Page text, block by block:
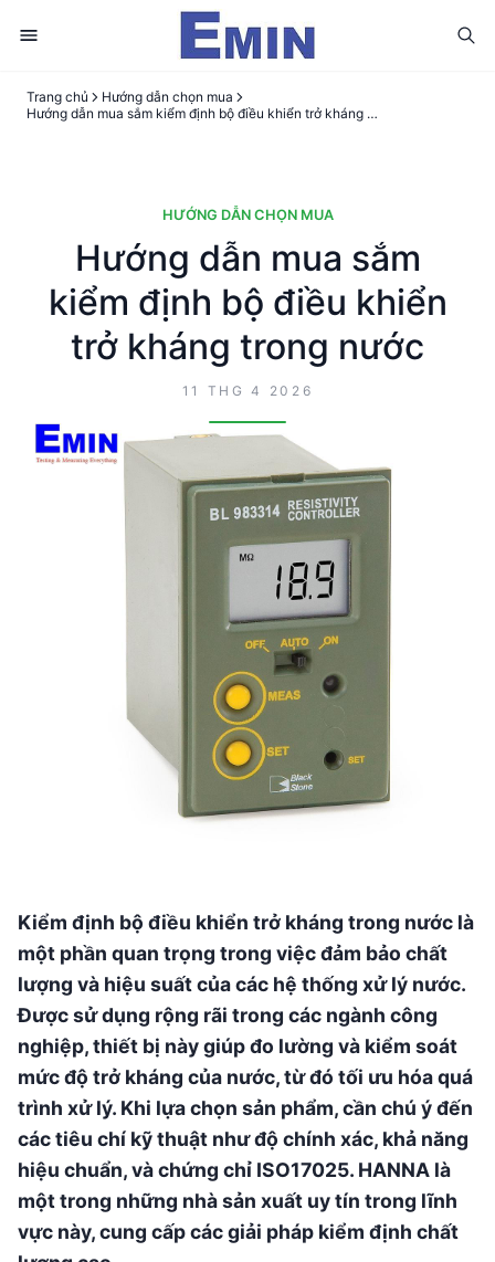
Trang chủ
Hướng dẫn chọn mua
Hướng dẫn mua sắm kiểm định bộ điều khiển trở kháng trong nước
HƯỚNG DẪN CHỌN MUA
Hướng dẫn mua sắm
kiểm định bộ điều khiển
trở kháng trong nước
11 THG 4 2026
Kiểm định bộ điều khiển trở kháng trong nước là
một phần quan trọng trong việc đảm bảo chất
lượng và hiệu suất của các hệ thống xử lý nước.
Được sử dụng rộng rãi trong các ngành công
nghiệp, thiết bị này giúp đo lường và kiểm soát
mức độ trở kháng của nước, từ đó tối ưu hóa quá
trình xử lý. Khi lựa chọn sản phẩm, cần chú ý đến
các tiêu chí kỹ thuật như độ chính xác, khả năng
hiệu chuẩn, và chứng chỉ ISO17025. HANNA là
một trong những nhà sản xuất uy tín trong lĩnh
vực này, cung cấp các giải pháp kiểm định chất